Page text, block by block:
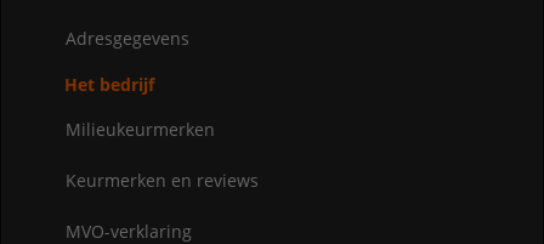
Adresgegevens
Het bedrijf
Milieukeurmerken
Keurmerken en reviews
MVO-verklaring